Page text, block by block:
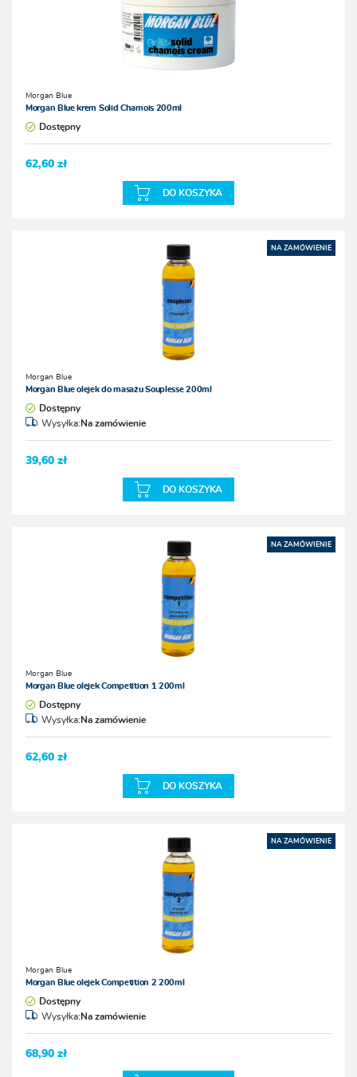
Morgan Blue
Morgan Blue krem Solid Chamois 200ml
Dostępny
62,60 zł
DO KOSZYKA
NA ZAMÓWIENIE
Morgan Blue
Morgan Blue olejek do masażu Souplesse 200ml
Dostępny
Wysyłka:Na zamówienie
39,60 zł
DO KOSZYKA
NA ZAMÓWIENIE
Morgan Blue
Morgan Blue olejek Competition 1 200ml
Dostępny
Wysyłka: Na zamówienie
62,60 zł
DO KOSZYKA
NA ZAMÓWIENIE
Morgan Blue
Morgan Blue olejek Competition 2 200ml
Dostępny
Wysyłka: Na zamówienie
68,90 zł